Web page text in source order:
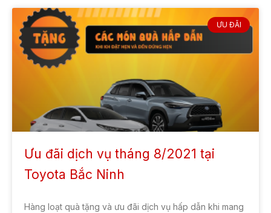
ƯU ĐÃI
Ưu đãi dịch vụ tháng 8/2021 tại
Toyota Bắc Ninh
Hàng loạt quà tặng và ưu đãi dịch vụ hấp dẫn khi mang